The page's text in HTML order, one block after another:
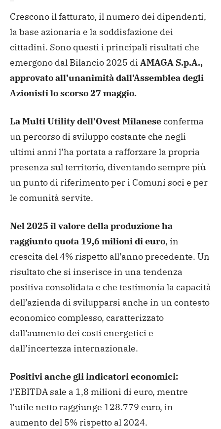
Crescono il fatturato, il numero dei dipendenti,
la base azionaria e la soddisfazione dei
cittadini. Sono questi i principali risultati che
emergono dal Bilancio 2025 di AMAGA S.p.A.,
approvato all’unanimità dall’Assemblea degli
Azionisti lo scorso 27 maggio.
La Multi Utility dell’Ovest Milaneseconferma
un percorso di sviluppo costante che negli
ultimi anni l’ha portata a rafforzare la propria
presenza sul territorio, diventando sempre più
un punto di riferimento per i Comuni soci e per
le comunità servite.
Nel 2025 il valore della produzione ha
raggiunto quota 19,6 milioni di euro, in
crescita del 4% rispetto all’anno precedente. Un
risultato che si inserisce in una tendenza
positiva consolidata e che testimonia la capacità
dell’azienda di svilupparsi anche in un contesto
economico complesso, caratterizzato
dall’aumento dei costi energetici e
dall’incertezza internazionale.
Positivi anche gli indicatori economici:
l’EBITDA sale a 1,8 milioni di euro, mentre
l’utile netto raggiunge 128.779 euro, in
aumento del 5% rispetto al 2024.